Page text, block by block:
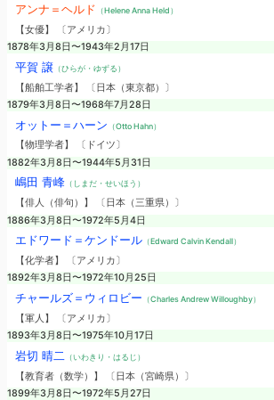
アンナ＝ヘルド （Helene Anna Held）
【女優】 〔アメリカ〕
1878年3月8日〜1943年2月17日
平賀 譲（ひらが・ゆずる）
【船舶工学者】 〔日本（東京都）〕
1879年3月8日〜1968年7月28日
オットー＝ハーン （Otto Hahn）
【物理学者】 〔ドイツ〕
1882年3月8日〜1944年5月31日
嶋田 青峰（しまだ・せいほう）
【俳人（俳句）】 〔日本（三重県）〕
1886年3月8日〜1972年5月4日
エドワード＝ケンドール（Edward Calvin Kendall）
【化学者】 〔アメリカ〕
1892年3月8日〜1972年10月25日
チャールズ＝ウィロビー （Charles Andrew Willoughby）
【軍人】 〔アメリカ〕
1893年3月8日〜1975年10月17日
岩切 晴二 （いわきり・はるじ）
【教育者（数学）】 〔日本（宮崎県）〕
1899年3月8日〜1972年5月27日